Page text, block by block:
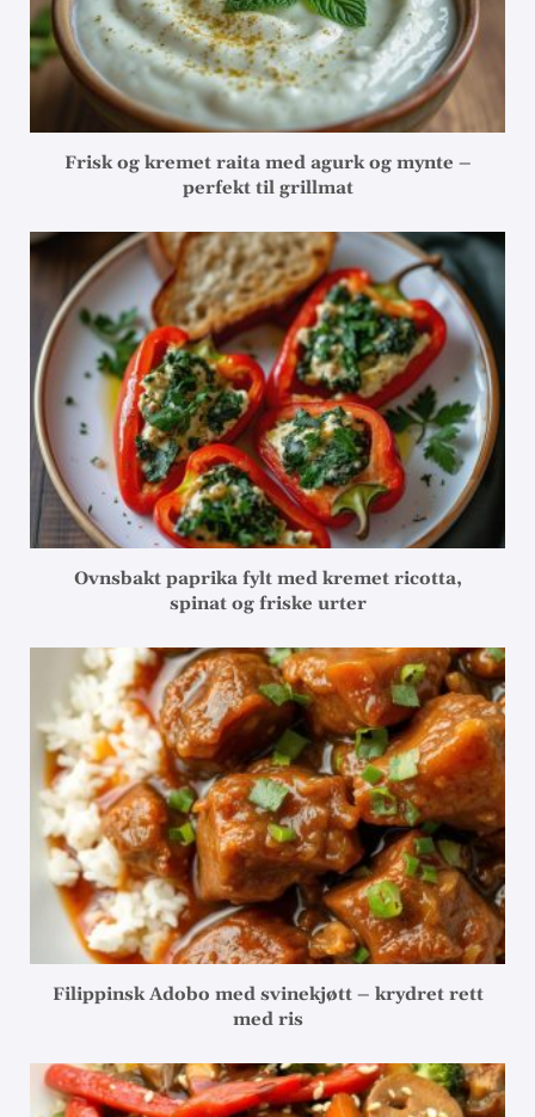
Frisk og kremet raita med agurk og mynte –
perfekt til grillmat
Ovnsbakt paprika fylt med kremet ricotta,
spinat og friske urter
Filippinsk Adobo med svinekjøtt – krydret rett
med ris